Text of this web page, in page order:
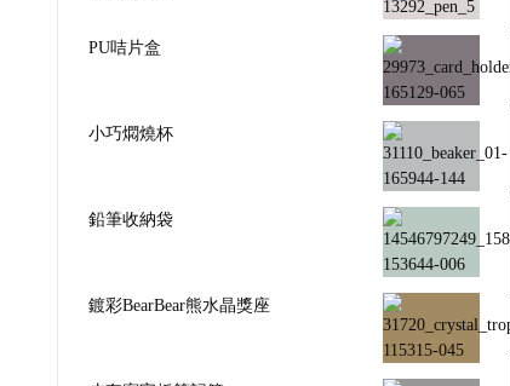
PU咭片盒
小巧燜燒杯
鉛筆收納袋
鍍彩BearBear熊水晶獎座